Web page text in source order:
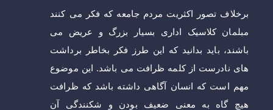
برخلاف تصور اکثریت مردم جامعه که فکر می کنند
مبلمان کلاسیک اداری بسیار بزرگ و عریض می
باشند، باید بدانید که این طرز فکر بخاطر برداشت
های نادرست از کلمه ظرافت می باشد. این موضوع
مهم است که انسان آگاهی داشته باشد که ظرافت
هیچ گاه به معنی ضعیف بودن و شکنندگی آن